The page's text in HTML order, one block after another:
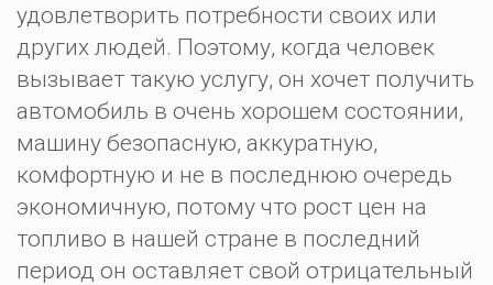
удовлетворить потребности своих или
других людей. Поэтому, когда человек
вызывает такую ​​услугу, он хочет получить
автомобиль в очень хорошем состоянии,
машину безопасную, аккуратную,
комфортную и не в последнюю очередь
экономичную, потому что рост цен на
топливо в нашей стране в последний
период он оставляет свой отрицательный